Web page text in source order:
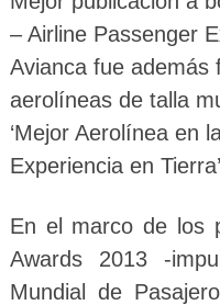
– Airline Passenger
Avianca fue además
aerolíneas de talla
‘Mejor Aerolínea en
Experiencia en
En el marco de los
Awards 2013 -
Mundial de